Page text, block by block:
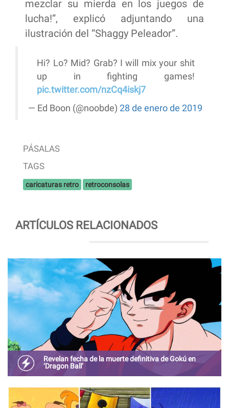
mezclar su mierda en los juegos de
lucha!”, explicó adjuntando una
ilustración del “Shaggy Peleador”.
Hi? Lo? Mid? Grab? I will mix your shit
up in fighting games!
pic.twitter.com/nzCq4iskj7
— Ed Boon (@noobde) 28 de enero de 2019
PÁSALAS
TAGS
caricaturas retro retroconsolas
ARTÍCULOS RELACIONADOS
Revelan fecha de la muerte definitiva de Gokú en
‘Dragon Ball’
cronología escrita por Akira Toriyama.